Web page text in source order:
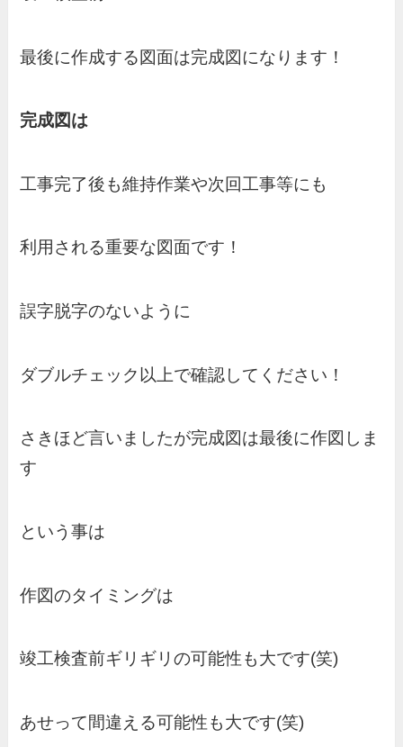
最後に作成する図面は完成図になります！
完成図は
工事完了後も維持作業や次回工事等にも
利用される重要な図面です！
誤字脱字のないように
ダブルチェック以上で確認してください！
さきほど言いましたが完成図は最後に作図しま
す
という事は
作図のタイミングは
竣工検査前ギリギリの可能性も大です(笑)
あせって間違える可能性も大です(笑)